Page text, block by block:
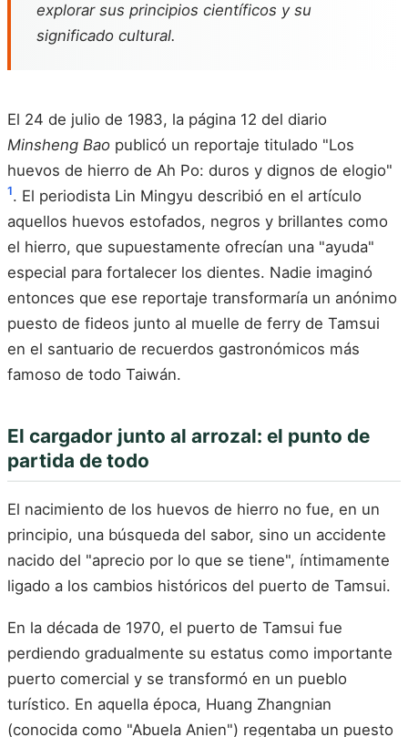
explorar sus principios científicos y su
significado cultural.
El 24 de julio de 1983, la página 12 del diario
Minsheng Bao publicó un reportaje titulado "Los
huevos de hierro de Ah Po: duros y dignos de elogio"
1. El periodista Lin Mingyu describió en el artículo
aquellos huevos estofados, negros y brillantes como
el hierro, que supuestamente ofrecían una "ayuda"
especial para fortalecer los dientes. Nadie imaginó
entonces que ese reportaje transformaría un anónimo
puesto de fideos junto al muelle de ferry de Tamsui
en el santuario de recuerdos gastronómicos más
famoso de todo Taiwán.
El cargador junto al arrozal: el punto de
partida de todo
El nacimiento de los huevos de hierro no fue, en un
principio, una búsqueda del sabor, sino un accidente
nacido del "aprecio por lo que se tiene", íntimamente
ligado a los cambios históricos del puerto de Tamsui.
En la década de 1970, el puerto de Tamsui fue
perdiendo gradualmente su estatus como importante
puerto comercial y se transformó en un pueblo
turístico. En aquella época, Huang Zhangnian
(conocida como "Abuela Anien") regentaba un puesto